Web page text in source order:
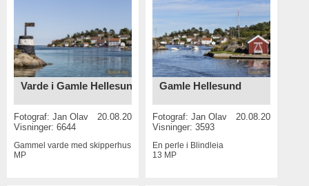
Varde i Gamle Hellesund
Fotograf: Jan Olav
20.08.2016
Visninger: 6644
Gammel varde med skipperhus bak
18
MP
Gamle Hellesund
Fotograf:Jan Olav
20.08.2016
Visninger: 3593
En perle i Blindleia
13 MP